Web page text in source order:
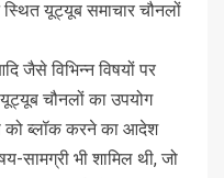
यूट्यूब समाचार चौनलों
जैसे विभिन्न विषयों पर
चौनलों का उपयोग
को ब्लॉक करने का आदेश
सामग्री भी शामिल थी, जो